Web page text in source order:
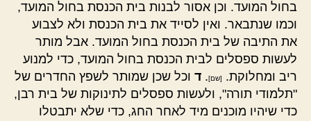
בחול המועד. וכן אסור לבנות בית הכנסת בחול המועד,
וכמו שנתבאר. ואין לסייד את בית הכנסת ולא לצבוע
את התיבה של בית הכנסת בחול המועד. אבל מותר
לעשות ספסלים לבית הכנסת בחול המועד, כדי למנוע
ריב ומחלוקת.
[שם]. ד וכל שכן שמותר לשפץ החדרים של
"תלמודי תורה", ולעשות ספסלים לתינוקות של בית רבן,
כדי שיהיו מוכנים מיד לאחר החג, כדי שלא יתבטלו